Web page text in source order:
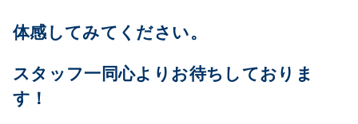
体感してみてください。
スタッフ一同心よりお待ちしておりま
す！